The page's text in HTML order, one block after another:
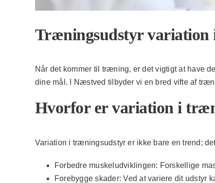
Træningsudstyr
Når det kommer til træning, er det vigtigt at have
dine mål. I Næstved tilbyder vi en bred vifte af
Hvorfor er variation i
Variation i træningsudstyr er ikke bare en trend;
Forbedre muskeludviklingen: Forskellige
Forebygge skader: Ved at variere dit udstyr